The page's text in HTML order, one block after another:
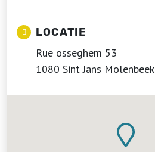
LOCATIE
Rue osseghem 53
1080 Sint Jans Molenbeek